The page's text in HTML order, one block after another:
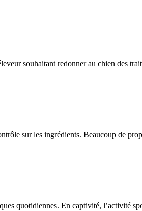
souhaitant redonner au chien des
sur les ingrédients. Beaucoup de
quotidiennes. En captivité, l’activité